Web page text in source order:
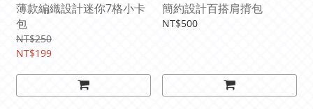
薄款編織設計迷你7格小卡
包
NT$250
NT$199
簡約設計百搭肩揹包
NT$500